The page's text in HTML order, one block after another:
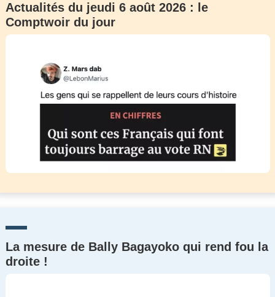
Actualités du jeudi 6 août 2026 : le
Comptwoir du jour
La mesure de Bally Bagayoko qui rend fou la
droite !